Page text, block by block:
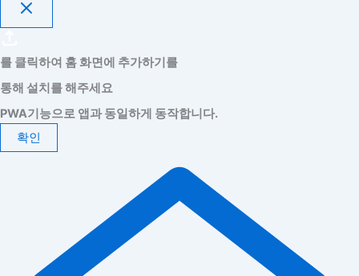
를 클릭하여 홈 화면에 추가하기를
통해 설치를 해주세요
PWA기능으로 앱과 동일하게 동작합니다.
확인